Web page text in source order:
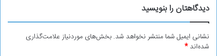
دیدگاهتان را بنویسید
نشانی ایمیل شما منتشر نخواهد شد. بخش‌های موردنیاز علامت‌گذاری
شده‌اند*